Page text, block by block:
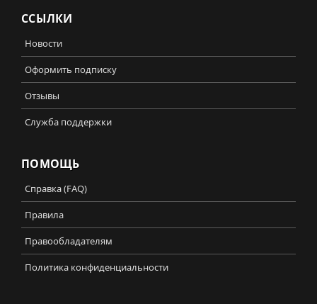
ССЫЛКИ
Новости
Оформить подписку
Отзывы
Служба поддержки
ПОМОЩЬ
Справка (FAQ)
Правила
Правообладателям
Политика конфиденциальности